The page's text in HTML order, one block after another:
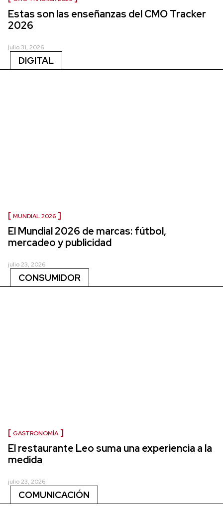
Estas son las enseñanzas del CMO Tracker
2026
julio 31, 2026
DIGITAL
MUNDIAL 2026
El Mundial 2026 de marcas: fútbol,
mercadeo y publicidad
julio 23, 2026
CONSUMIDOR
GASTRONOMÍA
El restaurante Leo suma una experiencia a la
medida
julio 23, 2026
COMUNICACIÓN